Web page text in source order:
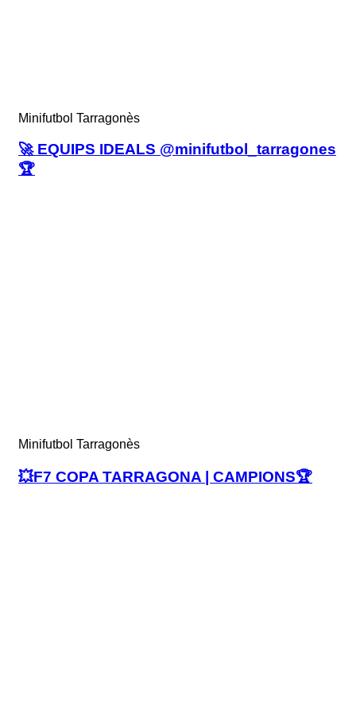
Minifutbol Tarragonès
🚀 EQUIPS IDEALS @minifutbol_tarragones
🏆
Minifutbol Tarragonès
💥F7 COPA TARRAGONA | CAMPIONS🏆